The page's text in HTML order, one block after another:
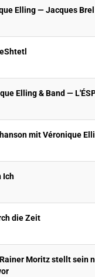
Elling — Jacques Brel
Elling & Band —
mit Véronique
Ich
die Zeit
Moritz stellt sein